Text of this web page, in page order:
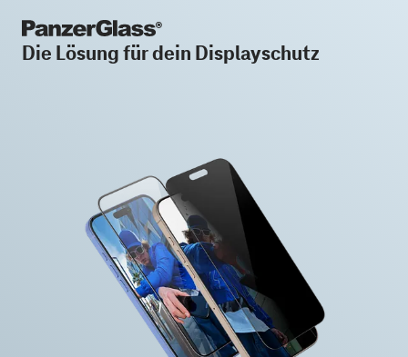
Die Lösung für dein Displayschutz